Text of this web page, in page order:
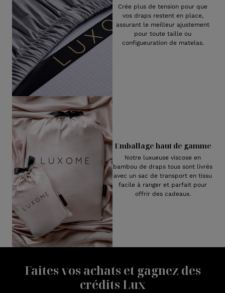
Crée plus de tension pour que
vos draps restent en place,
assurant le meilleur ajustement
pour toute taille ou
configueuration de matelas.
Emballage haut de gamme
Notre luxueuse viscose en
bambou de draps tous sont livrés
avec un sac de transport en tissu
facile à ranger et parfait pour
offrir des cadeaux.
Faites vos achats et gagnez des
crédits Lux